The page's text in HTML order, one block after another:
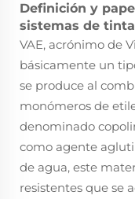
Definición y
sistemas de
VAE, acrónimo de
básicamente un
se produce al
monómeros de
denominado
como agente
de agua, este
resistentes que se